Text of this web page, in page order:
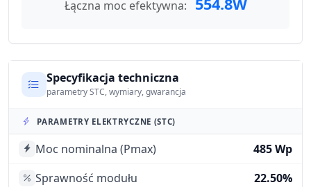
Łączna moc efektywna: 554.8W
Specyfikacja techniczna
parametry STC, wymiary, gwarancja
PARAMETRY ELEKTRYCZNE (STC)
Moc nominalna (Pmax)
485 Wp
Sprawność modułu
22.50%